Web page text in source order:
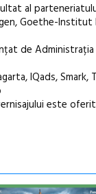
al
Goethe-Institut
de Administrația
IQads, Smark,
este